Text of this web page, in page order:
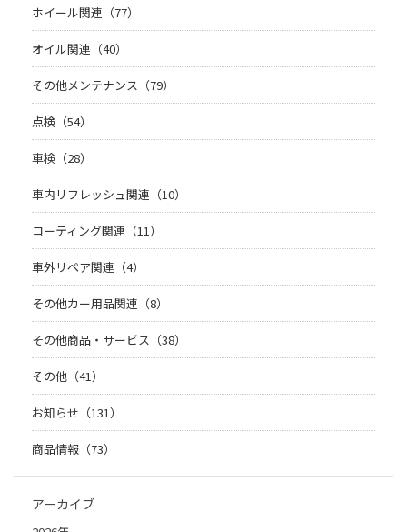
ホイール関連（77）
オイル関連（40）
その他メンテナンス（79）
点検（54）
車検（28）
車内リフレッシュ関連（10）
コーティング関連（11）
車外リペア関連（4）
その他カー用品関連（8）
その他商品・サービス（38）
その他（41）
お知らせ（131）
商品情報（73）
アーカイブ